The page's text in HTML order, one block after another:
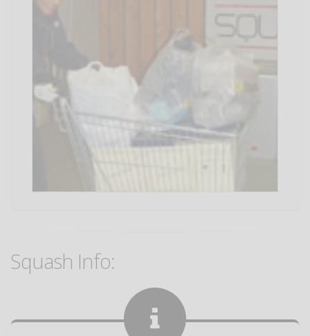
Squash Info: